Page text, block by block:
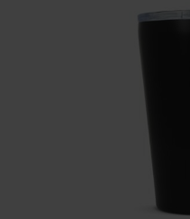
Huis & Lifestyle
Auto & Veiligheid
Gezondheid &